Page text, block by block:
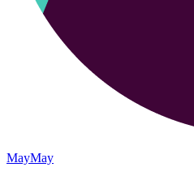
MayMay